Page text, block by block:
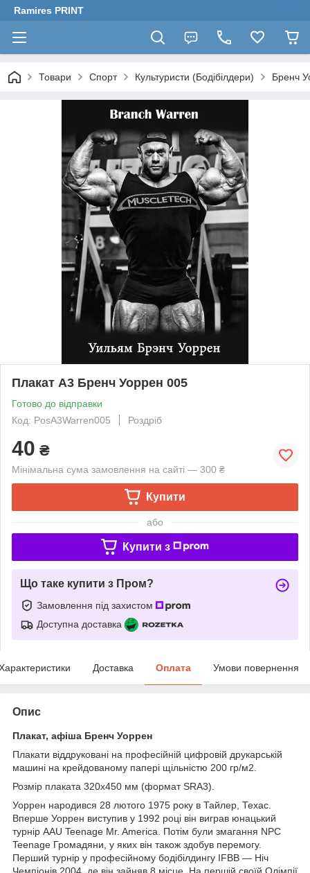
Ramires PRINT
Товари Спорт Культуристи (Бодібілдери) Бренч
Плакат А3 Бренч Уоррен 005
Готово до відправки
Код: PosA3Warren005
Роздріб
40 ₴
Мінімальна сума замовлення на сайті — 300 ₴
Купити
або
Купити з
Що таке купити з Пром?
Замовлення під захистом
Доступна доставка
Доставка Оплата Умови повернення
Опис
Плакат, афіша Бренч Уоррен
Плакати віддруковані на професійній цифровій друкарській
машині на крейдованому папері щільністю 200 гр/м2.
Розмір плаката 320х450 мм (формат SRA3).
Уоррен народився 28 лютого 1975 року в Тайлер, Техас.
Вперше Уоррен виступив у 1992 році він виграв юнацький
турнір AAU Teenage Mr. America. Потім були змагання NPC
Teenage Громадяни, у яких він також здобув перемогу.
Перший турнір у професійному бодібілдингу IFBB — Ніч
Чемпіонів 2004, де він зайняв 8 місце. На першій своїй Олімпії